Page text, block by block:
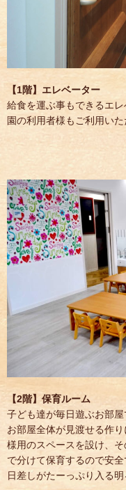
【1階】エレベーター
給食を運ぶ事もできるエレ
園の利用者様もご利用いた
【2階】保育ルーム
子ども達が毎日遊ぶお部屋
お部屋全体が見渡せる作
様用のスペースを設け、
で分けて保育するので安全
日差しがたーっぷり入る明